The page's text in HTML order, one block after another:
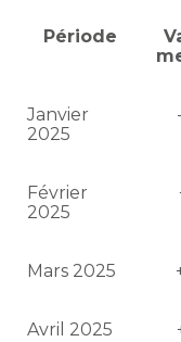
Période
Janvier
2025
Février
2025
Mars 2025
Avril 2025